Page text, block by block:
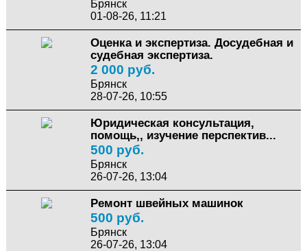
Брянск
01-08-26, 11:21
Оценка и экспертиза. Досудебная и
судебная экспертиза.
2 000 руб.
Брянск
28-07-26, 10:55
Юридическая консультация,
помощь,, изучение перспектив...
500 руб.
Брянск
26-07-26, 13:04
Ремонт швейных машинок
500 руб.
Брянск
26-07-26, 13:04